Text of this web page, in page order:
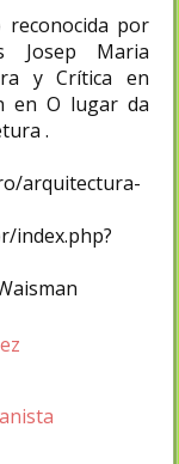
por
Josep Maria
y Crítica en
en O lugar da
.
arquitectura-
index.php?